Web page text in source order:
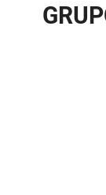
GRUP